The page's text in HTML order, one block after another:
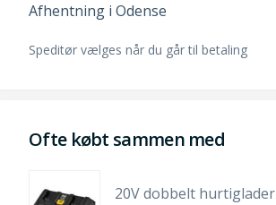
Afhentning i Odense
Speditør vælges når du går til betaling
Ofte købt sammen med
20V dobbelt hurtiglader